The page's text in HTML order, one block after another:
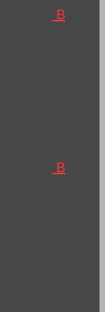
В
В